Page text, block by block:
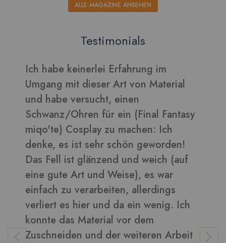
ALLE MAGAZINE ANSEHEN
Testimonials
Ich
Verarbeitet sich gut und die Blätter
daraus sehen toll aus ????
Bilder in dieser Rezension
Vera-Kunden